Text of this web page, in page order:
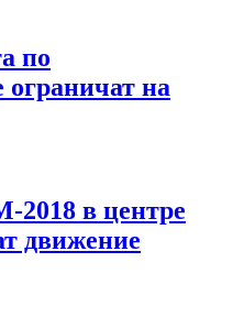
по
на
2018 в центре
движение